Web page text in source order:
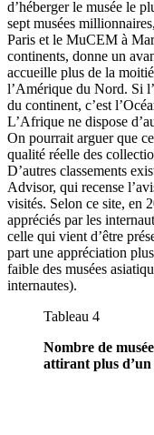
d’héberger le musée le
sept musées
Paris et le MuCEM à
continents, donne un
accueille plus de la
l’Amérique du Nord. Si
du continent, c’est
L’Afrique ne dispose
On pourrait arguer que
qualité réelle des
D’autres classements
Advisor, qui recense
visités. Selon ce site, en
appréciés par les
celle qui vient d’être
part une appréciation
faible des musées
internautes).
Tableau 4
Nombre de
attirant plus